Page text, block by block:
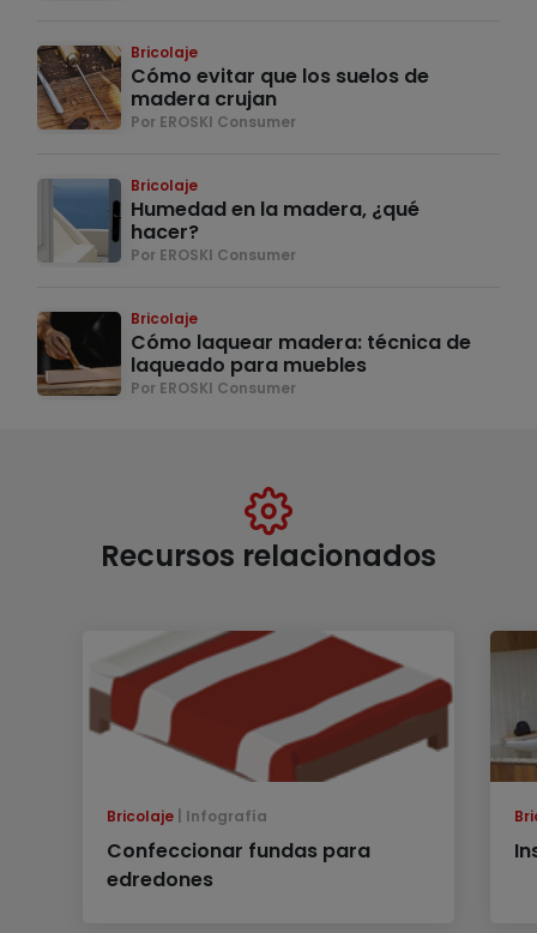
Bricolaje
Cómo evitar que los suelos de
madera crujan
Por EROSKI Consumer
Bricolaje
Humedad en la madera, ¿qué
hacer?
Por EROSKI Consumer
Bricolaje
Cómo laquear madera: técnica de
laqueado para muebles
Por EROSKI Consumer
Recursos relacionados
Bricolaje Infografía
Confeccionar fundas para
edredones